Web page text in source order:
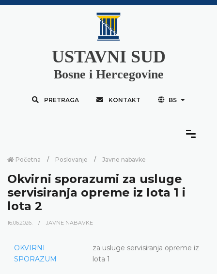
USTAVNI SUD
Bosne i Hercegovine
PRETRAGA KONTAKT BS
Početna Poslovanje Javne nabavke
Okvirni sporazumi za usluge
servisiranja opreme iz lota 1 i
lota 2
16.06.2026. JAVNE NABAVKE
OKVIRNI
SPORAZUM
za usluge servisiranja opreme iz
lota 1